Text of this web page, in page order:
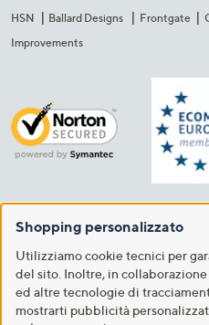
HSN
Ballard Designs Frontgate
Improvements
Shopping personalizzato
Utilizziamo cookie tecnici per
del sito. Inoltre, in
ed altre tecnologie di
mostrarti pubblicità